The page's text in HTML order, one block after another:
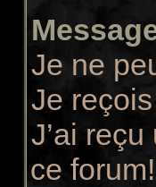
Je ne
Je
J’ai
ce forum!